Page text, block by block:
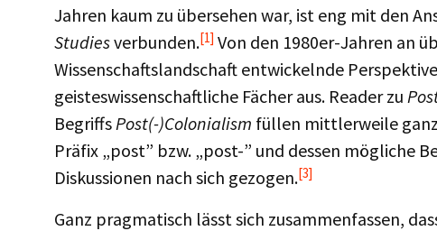
Jahren kaum zu übersehen war, ist eng mit den
Studiesverbunden.[1] Von den 1980er-Jahren an
Wissenschaftslandschaft entwickelnde
geisteswissenschaftliche Fächer aus. Reader zu
BegriffsPost(-)Colonialism füllen mittlerweile
Präfix „post” bzw. „post-” und dessen mögliche
Diskussionen nach sich gezogen.[3]
Ganz pragmatisch lässt sich zusammenfassen,